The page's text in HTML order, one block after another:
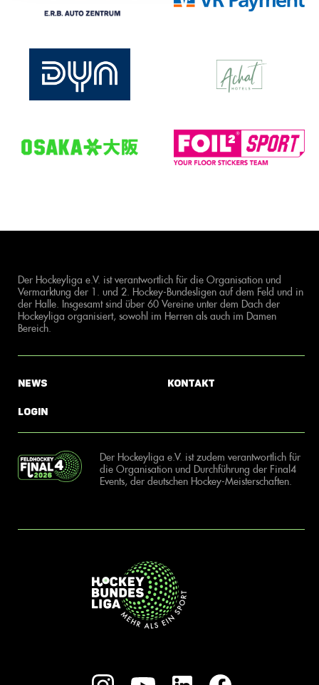
Der Hockeyliga e.V. ist verantwortlich für die Organisation und
Vermarktung der 1. und 2. Hockey-Bundesligen auf dem Feld und in
der Halle. Insgesamt sind über 60 Vereine unter dem Dach der
Hockeyliga organisiert, sowohl im Herren als auch im Damen
Bereich.
News
Login
Kontakt
Der Hockeyliga e.V. ist zudem verantwortlich für
die Organisation und Durchführung der Final4
Events, der deutschen Hockey-Meisterschaften.